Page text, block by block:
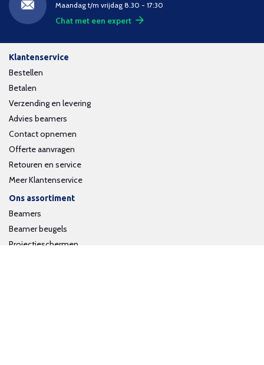
Maandag t/m vrijdag 8.30 - 17:30
Chat met een expert
Klantenservice
Bestellen
Betalen
Verzending en levering
Advies beamers
Contact opnemen
Offerte aanvragen
Retouren en service
Meer Klantenservice
Ons assortiment
Beamers
Beamer beugels
Projectieschermen